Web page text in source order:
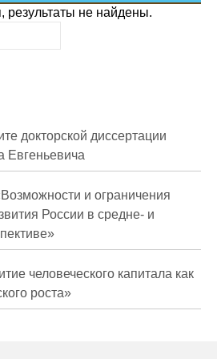
коррупции
результаты не найдены.
докторской диссертации
Евгеньевича
и ограничения
России в средне- и
человеческого капитала как
роста»